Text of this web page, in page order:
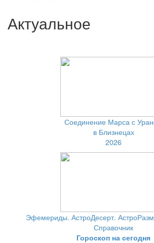
Актуальное
Соединение Марса с
в Близнецах
2026
Эфемериды. АстроДесерт.
Справочник
Гороскоп на сегодня